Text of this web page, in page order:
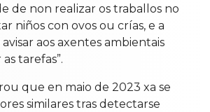
de non realizar os traballos no
niños con ovos ou crías, e a
aos axentes ambientais
tarefas”.
que en maio de 2023 xa se
similares tras detectarse